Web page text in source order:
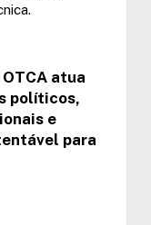
atua
políticos,
e
para